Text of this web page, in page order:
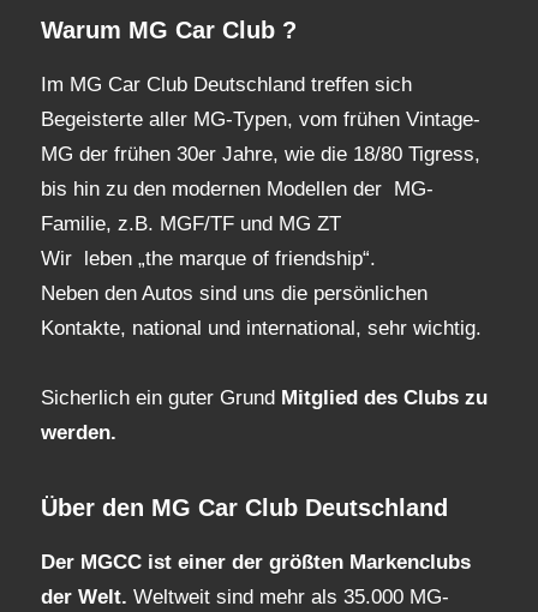
Warum MG Car Club ?
Im MG Car Club Deutschland treffen sich
Begeisterte aller MG-Typen, vom frühen Vintage-
MG der frühen 30er Jahre, wie die 18/80 Tigress,
bis hin zu den modernen Modellen der MG-
Familie, z.B. MGF/TF und MG ZT
Wir leben „the marque of friendship“.
Neben den Autos sind uns die persönlichen
Kontakte, national und international, sehr wichtig.
Sicherlich ein guter Grund Mitglied des Clubs zu
werden.
Über den MG Car Club Deutschland
Der MGCC ist einer der größten Markenclubs
der Welt. Weltweit sind mehr als 35.000 MG-